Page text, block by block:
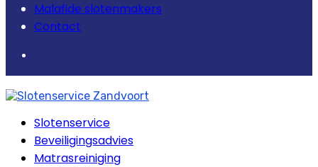
Malafide slotenmakers
Contact
Slotenservice
Beveiligingsadvies
Matrasreiniging